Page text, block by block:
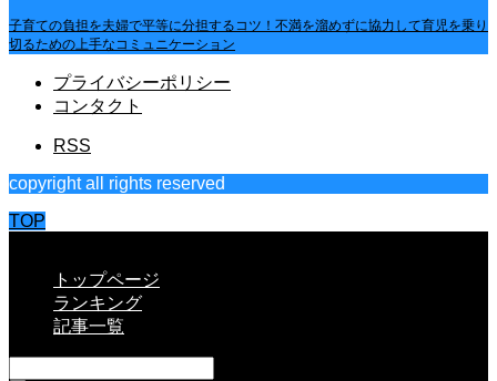
子育ての負担を夫婦で平等に分担するコツ！不満を溜めずに協力して育児を乗り
切るための上手なコミュニケーション
プライバシーポリシー
コンタクト
RSS
copyright all rights reserved
TOP
トップページ
ランキング
記事一覧